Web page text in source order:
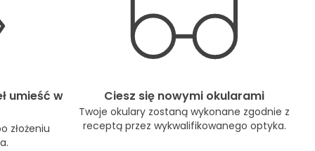
umieść w
złożeniu
Ciesz się nowymi okularami
Twoje okulary zostaną wykonane zgodnie z
receptą przez wykwalifikowanego optyka.